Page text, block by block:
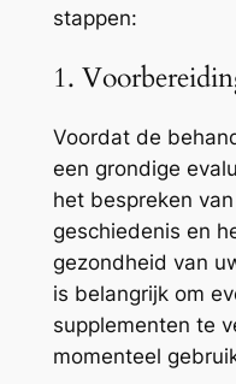
stappen:
1.
Voordat de
een grondige
het bespreken
geschiedenis en
gezondheid van
is belangrijk om
supplementen te
momenteel